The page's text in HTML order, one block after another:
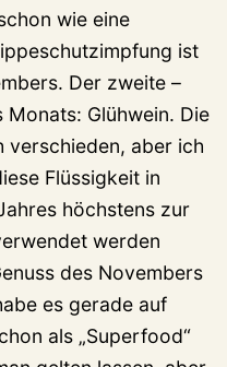
wie eine
ist
Der zweite –
Monats: Glühwein. Die
verschieden, aber ich
Flüssigkeit in
höchstens zur
werden
des Novembers
es gerade auf
als „Superfood“